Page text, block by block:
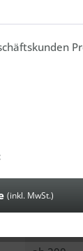
In 3-7
ab 50
(inkl. MwSt.)